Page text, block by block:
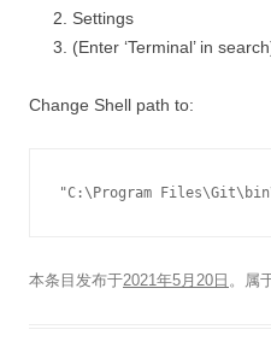
Settings
(Enter ‘Terminal’ in
Change Shell path to:
"C:\Program
本条目发布于2021年5月20日 。属